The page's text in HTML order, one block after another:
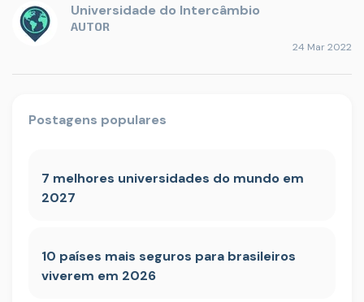
Universidade do Intercâmbio
AUTOR
24 Mar 2022
Postagens populares
7 melhores universidades do mundo em
2027
10 países mais seguros para brasileiros
viverem em 2026